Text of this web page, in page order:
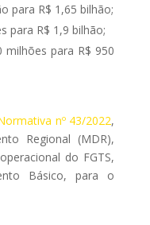
para R$ 1,65 bilhão;
para R$ 1,9 bilhão;
milhões para R$ 950
nº 43/2022,
Regional (MDR),
do FGTS,
Básico, para o